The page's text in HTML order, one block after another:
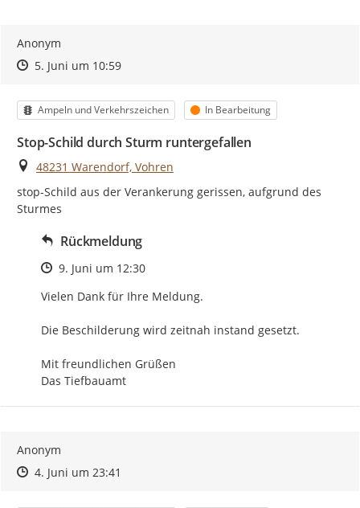
Anonym
Zeitpunkt des Erstellens
Zeitpunkt des Erstellens
5. Juni um 10:59Zur Äußerung
Kategorie
Ampeln und Verkehrszeichen Status
In Bearbeitung
Stop-Schild durch Sturm runtergefallen
Ort
48231 Warendorf, Vohren
stop-Schild aus der Verankerung gerissen, aufgrund des
Sturmes
Rückmeldung
Zeitpunkt des Erstellens
9. Juni um 12:30
Vielen Dank für Ihre Meldung.
Die Beschilderung wird zeitnah instand gesetzt.
Mit freundlichen Grüßen
Das Tiefbauamt
Anonym
Zeitpunkt des Erstellens
Zeitpunkt des Erstellens
4. Juni um 23:41